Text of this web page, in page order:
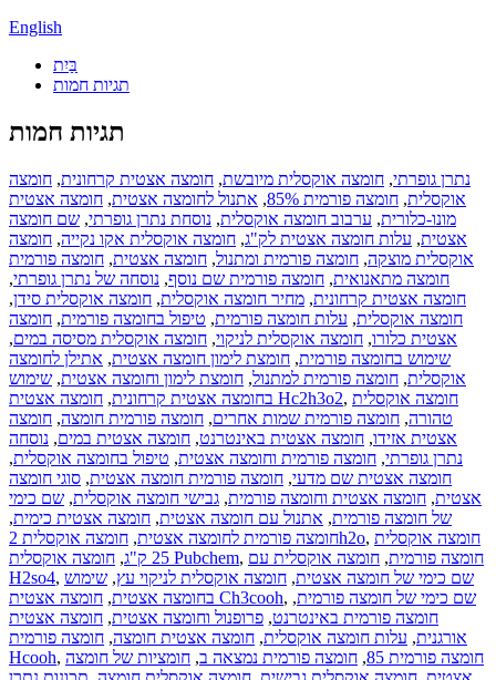
English
בַּיִת
תגיות חמות
תגיות חמות
נתרן גופרתי, חומצה אוקסלית מיובשת, חומצה אצטית קרחונית, חומצה
אוקסלית, חומצה פורמית 85% , אתנול לחומצה אצטית, חומצה אצטית
מונו-כלורית, ערבוב חומצה אוקסלית, נוסחת נתרן גופרתי, שם חומצה
אצטית, עלות חומצה אצטית לק"ג, חומצה אוקסלית אקו נקייה, חומצה
אוקסלית מוצקה, חומצה פורמית ומתנול, חומצה אצטית, חומצה פורמית
חומצה מתאנואית, חומצה פורמית שם נוסף, נוסחה של נתרן גופרתי,
חומצה אצטית קרחונית, מחיר חומצה אוקסלית, חומצה אוקסלית סידן,
חומצה אוקסלית, עלות חומצה פורמית, טיפול בחומצה פורמית, חומצה
אצטית כלורו, חומצה אוקסלית לניקוי, חומצה אוקסלית מסיסה במים,
שימוש בחומצה פורמית, חומצת לימון חומצה אצטית, אתילן לחומצה
אוקסלית, חומצה פורמית למתנול, חומצת לימון וחומצה אצטית, שימוש
בחומצה אצטית קרחונית, חומצה אצטית Hc2h3o2, חומצה אוקסלית
טהורה, חומצה פורמית שמות אחרים, חומצה פורמית חומצה, חומצה
אצטית אזידו, חומצה אצטית באינטרנט, חומצה אצטית במים, נוסחה
נתרן גופרתי, חומצה פורמית וחומצה אצטית, טיפול בחומצה אוקסלית,
חומצה אצטית שם מדעי, חומצה פורמית חומצה אצטית, סוגי חומצה
אצטית, חומצה אצטית וחומצה פורמית, גבישי חומצה אוקסלית, שם כימי
של חומצה פורמית, אתנול עם חומצה אצטית, חומצה אצטית כימית,
חומצה פורמית לחומצה אצטית, חומצה אוקסלית 2h2o, חומצה אוקסלית
25 ק"ג
, חומצה אוקסלית Pubchem, חומצה פורמית, חומצה אוקסלית עם
H2so4, שם כימי של חומצה אצטית, חומצה אוקסלית לניקוי עץ, שימוש
בחומצה אצטית, חומצה אצטית Ch3cooh, שם כימי של חומצה פורמית,
חומצה פורמית באינטרנט, פרופנול וחומצה אצטית, חומצה אצטית
אורגנית, עלות חומצה אוקסלית, חומצה אצטית חומצה, חומצה פורמית
Hcooh, חומצה פורמית 85 , חומצה פורמית נמצאה ב, חומציות של חומצה